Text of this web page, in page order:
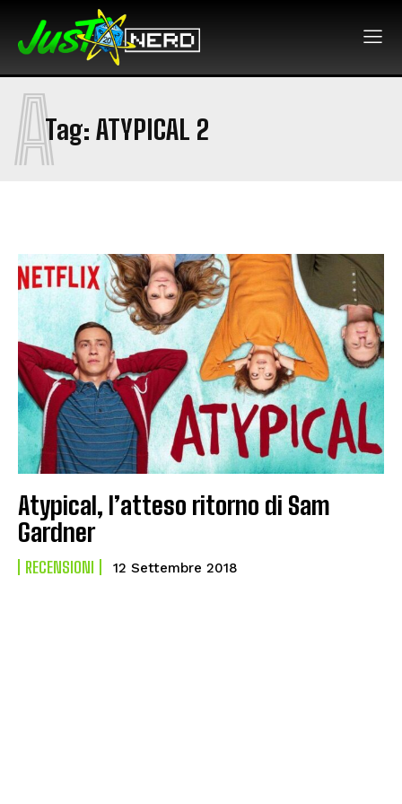
Tag: ATYPICAL 2
A
Atypical, l’atteso ritorno di Sam
Gardner
RECENSIONI 12 Settembre 2018